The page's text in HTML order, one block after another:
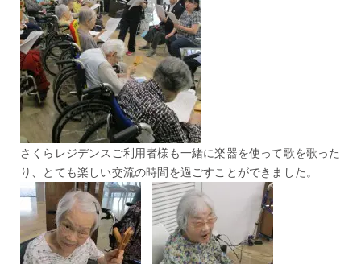
さくらレジデンスご利用者様も一緒に楽器を使って歌を歌った
り、とても楽しい交流の時間を過ごすことができました。